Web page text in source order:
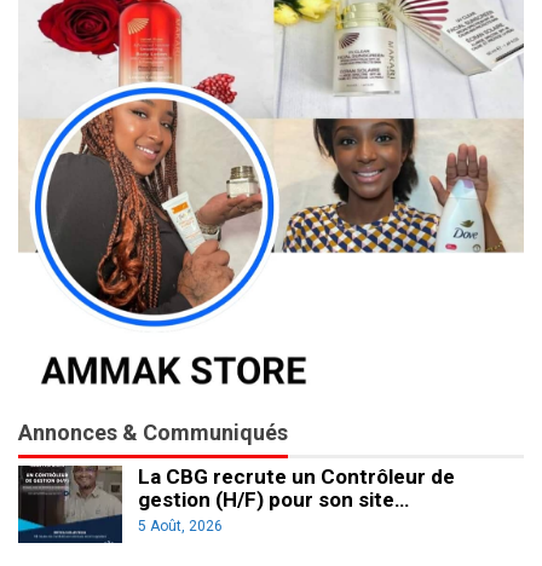
Annonces & Communiqués
La CBG recrute un Contrôleur de
gestion (H/F) pour son site…
5 Août, 2026